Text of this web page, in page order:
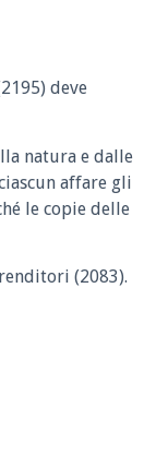
deve
natura e dalle
affare gli
le copie delle
(2083).